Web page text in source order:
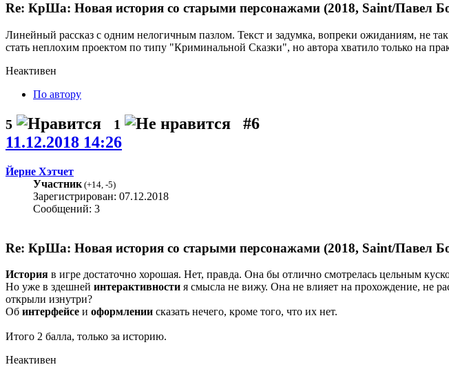
Re: КрШа: Новая история со старыми персонажами (2018, Saint/Павел
Линейный рассказ с одним нелогичным пазлом. Текст и задумка, вопреки ожиданиям, не
стать неплохим проектом по типу "Криминальной Сказки", но автора хватило только на
Неактивен
По автору
5 1
#6
11.12.2018 14:26
Йерне Хэтчет
Участник (+14 -5)
Зарегистрирован: 07.12.2018
Сообщений: 3
Re: КрШа: Новая история со старыми персонажами (2018, Saint/Павел
История в игре достаточно хорошая. Нет, правда. Она бы отлично смотрелась цельным
Но уже в здешней интерактивности я смысла не вижу. Она не влияет на прохождение, не
открыли изнутри?
Об интерфейсе и оформлении сказать нечего, кроме того, что их нет.
Итого 2 балла, только за историю.
Неактивен